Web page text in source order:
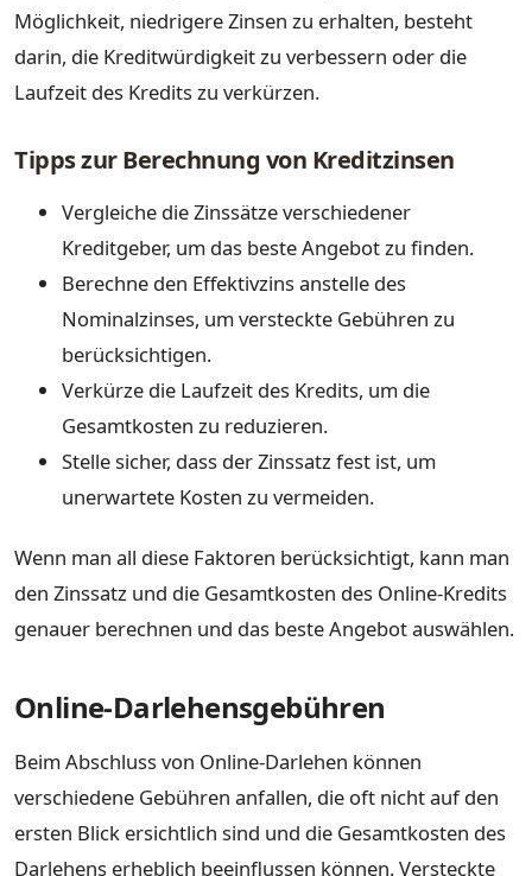
Möglichkeit, niedrigere Zinsen zu erhalten, besteht
darin, die Kreditwürdigkeit zu verbessern oder die
Laufzeit des Kredits zu verkürzen.
Tipps zur Berechnung von Kreditzinsen
Vergleiche die Zinssätze verschiedener
Kreditgeber, um das beste Angebot zu finden.
Berechne den Effektivzins anstelle des
Nominalzinses, um versteckte Gebühren zu
berücksichtigen.
Verkürze die Laufzeit des Kredits, um die
Gesamtkosten zu reduzieren.
Stelle sicher, dass der Zinssatz fest ist, um
unerwartete Kosten zu vermeiden.
Wenn man all diese Faktoren berücksichtigt, kann man
den Zinssatz und die Gesamtkosten des Online-Kredits
genauer berechnen und das beste Angebot auswählen.
Online-Darlehensgebühren
Beim Abschluss von Online-Darlehen können
verschiedene Gebühren anfallen, die oft nicht auf den
ersten Blick ersichtlich sind und die Gesamtkosten des
Darlehens erheblich beeinflussen können. Versteckte